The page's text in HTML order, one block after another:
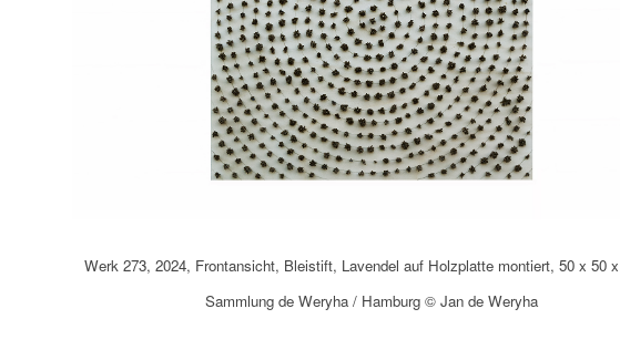
Werk 273, 2024, Frontansicht, Bleistift, Lavendel auf Holzplatte montiert, 50 x 50
Sammlung de Weryha / Hamburg © Jan de Weryha